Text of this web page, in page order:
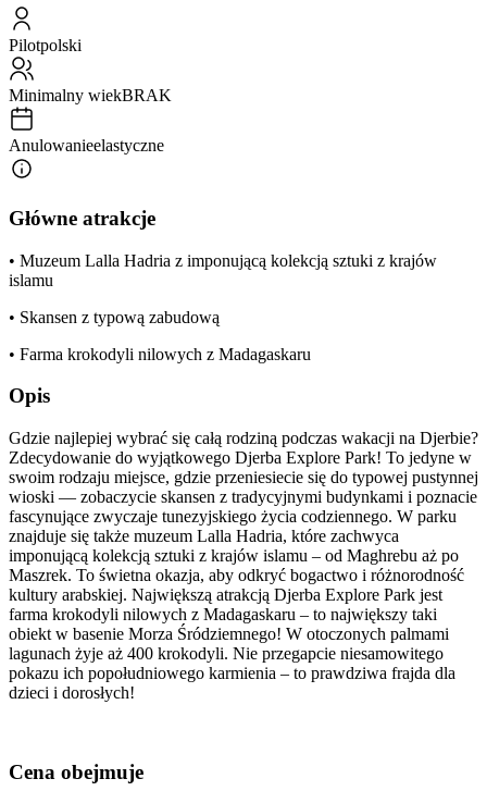
Pilotpolski
Minimalny wiekBRAK
Anulowanieelastyczne
Główne atrakcje
• Muzeum Lalla Hadria z imponującą kolekcją sztuki z krajów
islamu
• Skansen z typową zabudową
• Farma krokodyli nilowych z Madagaskaru
Opis
Gdzie najlepiej wybrać się całą rodziną podczas wakacji na Djerbie?
Zdecydowanie do wyjątkowego Djerba Explore Park! To jedyne w
swoim rodzaju miejsce, gdzie przeniesiecie się do typowej pustynnej
wioski — zobaczycie skansen z tradycyjnymi budynkami i poznacie
fascynujące zwyczaje tunezyjskiego życia codziennego. W parku
znajduje się także muzeum Lalla Hadria, które zachwyca
imponującą kolekcją sztuki z krajów islamu – od Maghrebu aż po
Maszrek. To świetna okazja, aby odkryć bogactwo i różnorodność
kultury arabskiej. Największą atrakcją Djerba Explore Park jest
farma krokodyli nilowych z Madagaskaru – to największy taki
obiekt w basenie Morza Śródziemnego! W otoczonych palmami
lagunach żyje aż 400 krokodyli. Nie przegapcie niesamowitego
pokazu ich popołudniowego karmienia – to prawdziwa frajda dla
dzieci i dorosłych!
Cena obejmuje